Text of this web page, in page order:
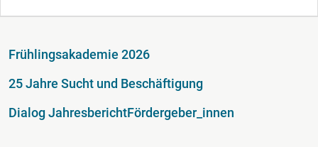
Fußzeile
Frühlingsakademie 2026
25 Jahre Sucht und Beschäftigung
Dialog JahresberichtFördergeber_innen